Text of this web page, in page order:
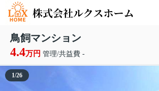
鳥飼マンション
4.4万円 管理/共益費 -
1/26